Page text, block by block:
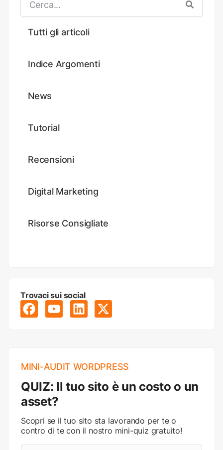
Tutti gli articoli
Indice Argomenti
News
Tutorial
Recensioni
Digital Marketing
Risorse Consigliate
Trovaci sui social
MINI-AUDIT WORDPRESS
QUIZ: Il tuo sito è un costo o un
asset?
Scopri se il tuo sito sta lavorando per te o
contro di te con il nostro mini-quiz gratuito!